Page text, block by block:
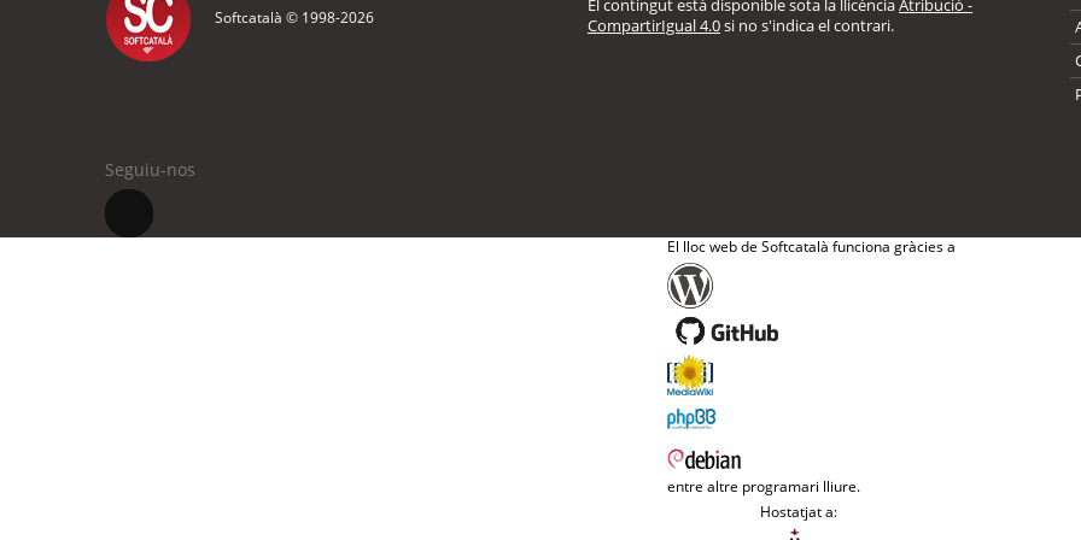
Softcatalà © 1998-2026
El contingut està disponible sota la llicènciaAtribució -
CompartirIgual 4.0si no s'indica el contrari.
Seguiu-nos
El lloc web de Softcatalà funciona gràcies a
entre altre programari lliure.
Hostatjat a: